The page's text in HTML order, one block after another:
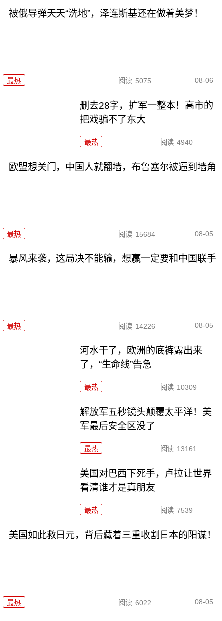
被俄导弹天天“洗地”，泽连斯基还在做着美梦！
最热 阅读 5075 08-06
删去28字，扩军一整本！高市的
把戏骗不了东大
最热 阅读 4940
欧盟想关门，中国人就翻墙，布鲁塞尔被逼到墙角
最热 阅读 15684 08-05
暴风来袭，这局决不能输，想赢一定要和中国联手
最热 阅读 14226 08-05
河水干了，欧洲的底裤露出来
了，“生命线”告急
最热 阅读 10309
解放军五秒镜头颠覆太平洋！美
军最后安全区没了
最热 阅读 13161
美国对巴西下死手，卢拉让世界
看清谁才是真朋友
最热 阅读 7539
美国如此救日元，背后藏着三重收割日本的阳谋！
最热 阅读 6022 08-05